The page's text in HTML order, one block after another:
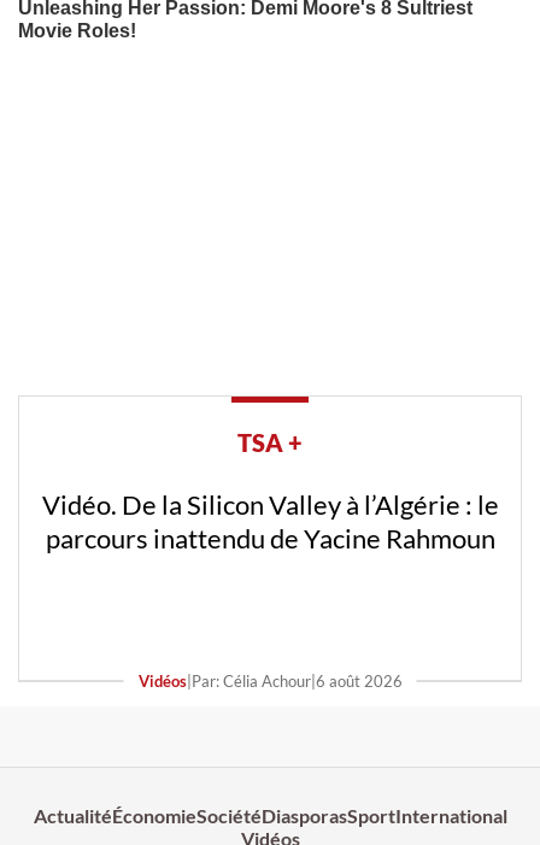
TSA +
Vidéo. De la Silicon Valley à l’Algérie : le
parcours inattendu de Yacine Rahmoun
Vidéos| Par: Célia Achour| 6 août 2026
ActualitéÉconomieSociétéDiasporasSportInternational
Vidéos